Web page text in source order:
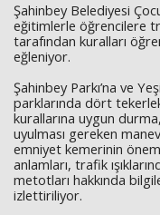
Şahinbey Belediyesi
eğitimlerle öğrencilere
tarafından kuralları
eğleniyor.
Şahinbey Parkı’na ve
parklarında dört
kurallarına uygun
uyulması gereken
emniyet kemerinin
anlamları, trafik
metotları hakkında
izlettiriliyor.